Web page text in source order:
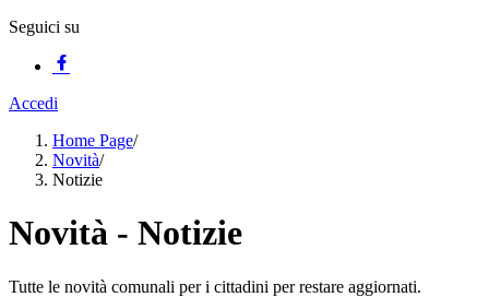
Seguici su
Accedi
Home Page/
Novità/
Notizie
Novità - Notizie
Tutte le novità comunali per i cittadini per restare aggiornati.